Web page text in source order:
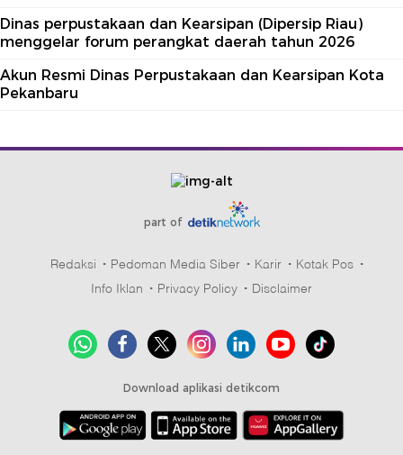
Dinas perpustakaan dan Kearsipan (Dipersip Riau)
menggelar forum perangkat daerah tahun 2026
Akun Resmi Dinas Perpustakaan dan Kearsipan Kota
Pekanbaru
part of
Redaksi Pedoman Media Siber Karir
Kotak Pos
Info Iklan
Privacy Policy Disclaimer
Download aplikasi detikcom